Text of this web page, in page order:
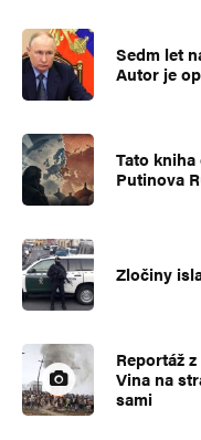
Sedm let
Autor je
Tato
Putinova
Zločiny
Reportáž
Vina na
sami